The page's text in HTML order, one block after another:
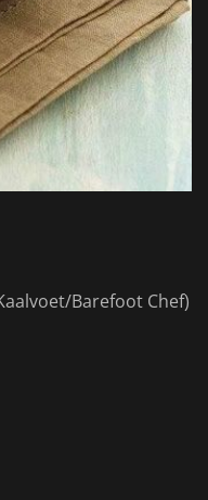
Barefoot Chef)